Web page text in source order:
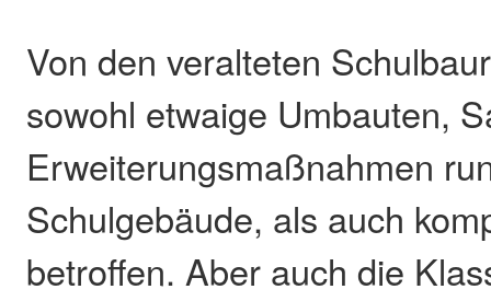
Von den veralteten
sowohl etwaige Umbauten,
Erweiterungsmaßnahmen
Schulgebäude, als auch
betroffen. Aber auch die